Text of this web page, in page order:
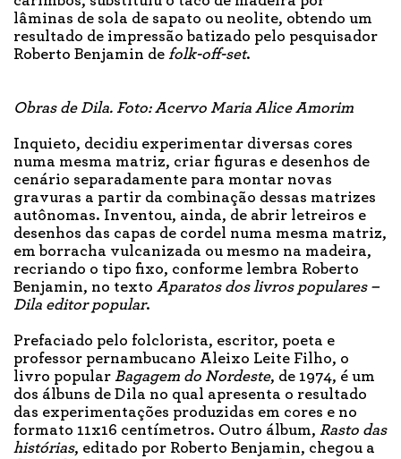
lâminas de sola de sapato ou neolite, obtendo um
resultado de impressão batizado pelo pesquisador
Roberto Benjamin de folk-off-set.
Obras de Dila. Foto: Acervo Maria Alice Amorim
Inquieto, decidiu experimentar diversas cores
numa mesma matriz, criar figuras e desenhos de
cenário separadamente para montar novas
gravuras a partir da combinação dessas matrizes
autônomas. Inventou, ainda, de abrir letreiros e
desenhos das capas de cordel numa mesma matriz,
em borracha vulcanizada ou mesmo na madeira,
recriando o tipo fixo, conforme lembra Roberto
Benjamin, no texto Aparatos dos livros populares –
Dila editor popular.
Prefaciado pelo folclorista, escritor, poeta e
professor pernambucano Aleixo Leite Filho, o
livro popular Bagagem do Nordeste, de 1974, é um
dos álbuns de Dila no qual apresenta o resultado
das experimentações produzidas em cores e no
formato 11x16 centímetros. Outro álbum, Rasto das
histórias, editado por Roberto Benjamin, chegou a